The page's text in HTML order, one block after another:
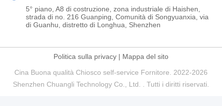
5° piano, A8 di costruzione, zona industriale di Haishen,
strada di no. 216 Guanping, Comunità di Songyuanxia, via
di Guanhu, distretto di Longhua, Shenzhen
Politica sulla privacy | Mappa del sito
Cina Buona qualità Chiosco self-service Fornitore. 2022-2026
Shenzhen Chuangli Technology Co., Ltd. . Tutti i diritti riservati.